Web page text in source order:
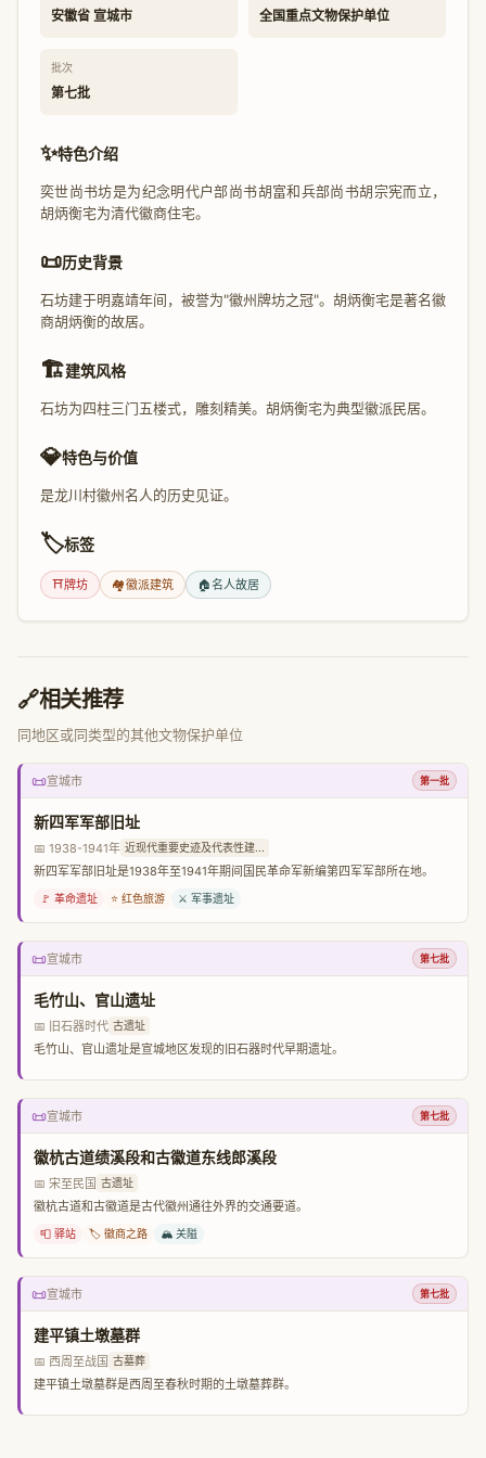
安徽省 宣城市 全国重点文物保护单位
批次
第七批
✨特色介绍
奕世尚书坊是为纪念明代户部尚书胡富和兵部尚书胡宗宪而立，
胡炳衡宅为清代徽商住宅。
📜历史背景
石坊建于明嘉靖年间，被誉为"徽州牌坊之冠"。胡炳衡宅是著名徽
商胡炳衡的故居。
🏗️建筑风格
石坊为四柱三门五楼式，雕刻精美。胡炳衡宅为典型徽派民居。
💎特色与价值
是龙川村徽州名人的历史见证。
🏷️标签
⛩️牌坊 🏘️徽派建筑 🏠名人故居
🔗相关推荐
同地区或同类型的其他文物保护单位
📜宣城市 第一批
新四军军部旧址
📅 1938-1941年 近现代重要史迹及代表性建...
新四军军部旧址是1938年至1941年期间国民革命军新编第四军军部所在地。
🚩 革命遗址 ⭐ 红色旅游 ⚔️ 军事遗址
📜宣城市 第七批
毛竹山、官山遗址
📅 旧石器时代 古遗址
毛竹山、官山遗址是宣城地区发现的旧石器时代早期遗址。
📜宣城市 第七批
徽杭古道绩溪段和古徽道东线郎溪段
📅 宋至民国 古遗址
徽杭古道和古徽道是古代徽州通往外界的交通要道。
📮 驿站 🏷️ 徽商之路 🏔️ 关隘
📜宣城市 第七批
建平镇土墩墓群
📅 西周至战国 古墓葬
建平镇土墩墓群是西周至春秋时期的土墩墓葬群。